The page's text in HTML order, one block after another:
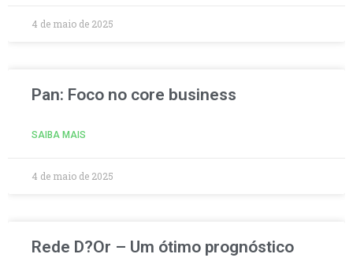
4 de maio de 2025
Pan: Foco no core business
SAIBA MAIS
4 de maio de 2025
Rede D?Or – Um ótimo prognóstico